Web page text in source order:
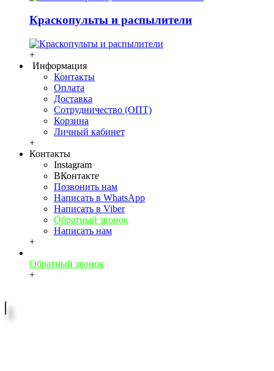
Краскопульты и распылители
+
Информация
Контакты
Оплата
Доставка
Сотрудничество (ОПТ)
Корзина
Личный кабинет
+
Контакты
Instagram
ВКонтакте
Позвонить нам
Написать в WhatsApp
Написать в Viber
Обратный звонок
Написать нам
+
Обратный звонок
+